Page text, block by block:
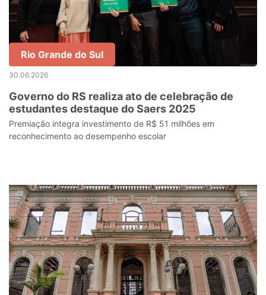
Rio Grande do Sul
30.06.2026
Governo do RS realiza ato de celebração de
estudantes destaque do Saers 2025
Premiação integra investimento de R$ 51 milhões em
reconhecimento ao desempenho escolar